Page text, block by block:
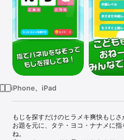
iPhone、iPad
もじを探すだけのヒラメキ爽快もじさ
お題を元に、タテ・ヨコ・ナナメに
ね。